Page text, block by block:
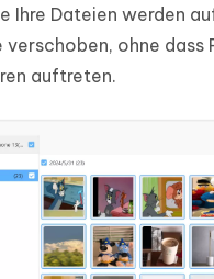
Ihre Dateien werden
verschoben, ohne dass
auftreten.